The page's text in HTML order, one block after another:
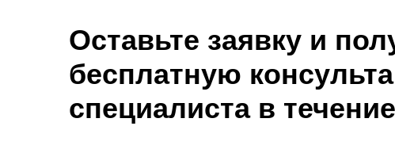
Оставьте заявку и
бесплатную
специалиста в